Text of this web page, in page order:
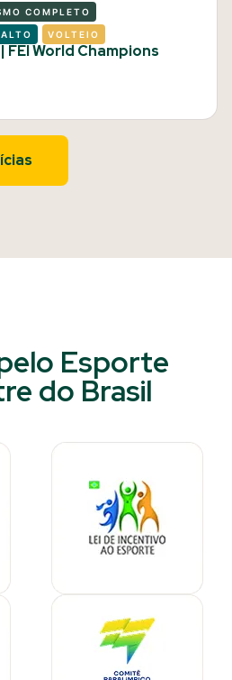
COMPLETO
VOLTEIO
World Champions
Esporte
do Brasil​